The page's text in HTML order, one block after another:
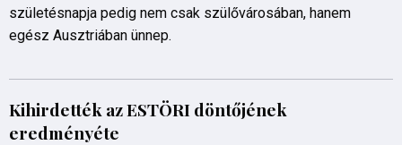
születésnapja pedig nem csak szülővárosában, hanem
egész Ausztriában ünnep.
Kihirdették az ESTÖRI döntőjének
eredményéte